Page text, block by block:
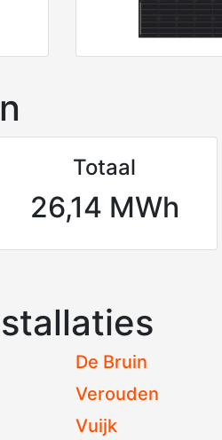
Totaal
26,14 MWh
De Bruin
Verouden
Vuijk